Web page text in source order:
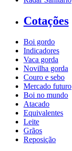
Cotações
Boi gordo
Indicadores
Vaca gorda
Novilha gorda
Couro e sebo
Mercado futuro
Boi no mundo
Atacado
Equivalentes
Leite
Grãos
Reposição